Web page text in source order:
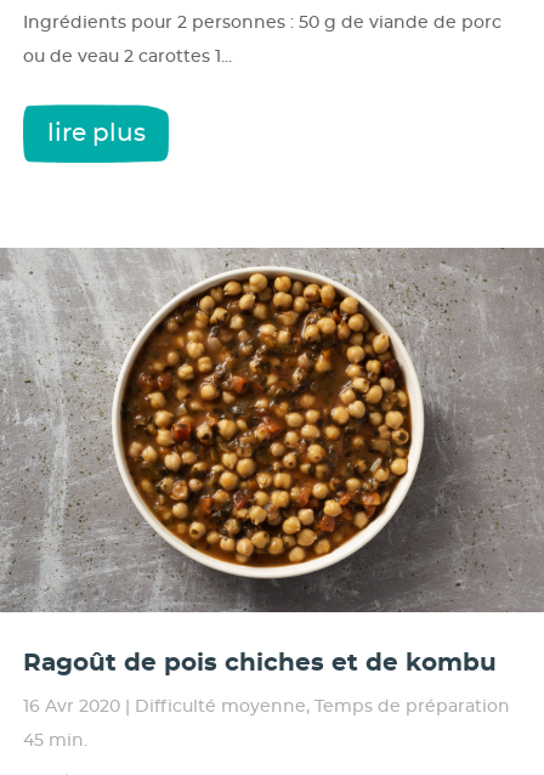
Ingrédients pour 2 personnes : 50 g de viande de porc
ou de veau 2 carottes 1...
lire plus
Ragoût de pois chiches et de kombu
16 Avr 2020 Difficulté moyenne, Temps de préparation
45 min.